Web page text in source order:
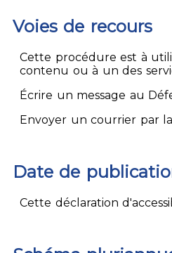
Voies de recours
Cette procédure est à
contenu ou à un des
Écrire un message au
Envoyer un courrier par
Date de
Cette déclaration